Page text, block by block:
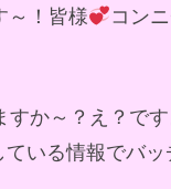
～！皆様
コン
か～？え？で
いる情報でバッ